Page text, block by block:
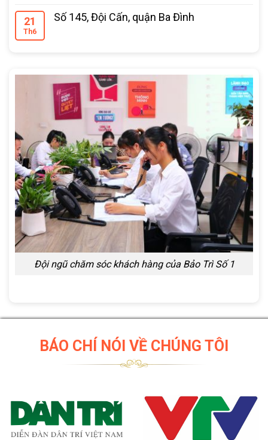
21
Th6
Số 145, Đội Cấn, quận Ba Đình
Đội ngũ chăm sóc khách hàng của Bảo Trì Số 1
BÁO CHÍ NÓI VỀ CHÚNG TÔI